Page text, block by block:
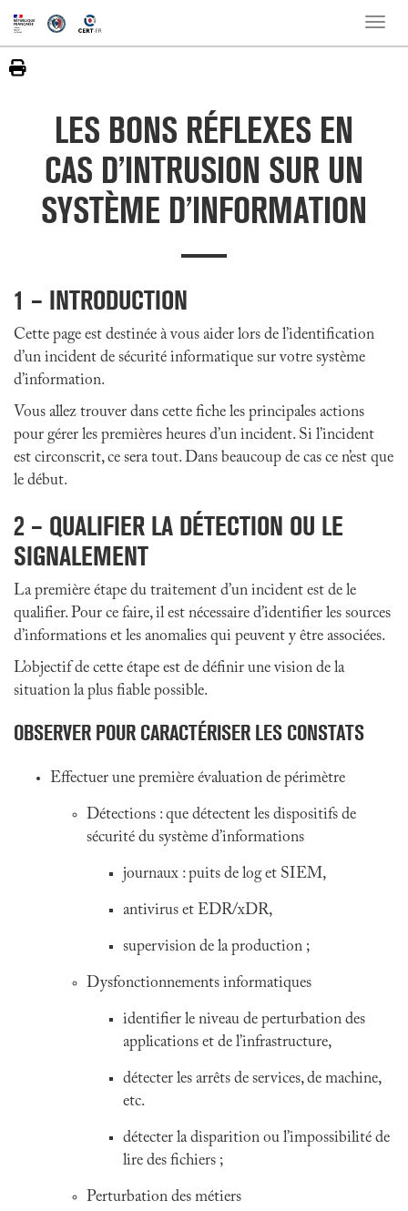
Toggle
LES BONS RÉFLEXES EN
CAS D’INTRUSION SUR UN
SYSTÈME D’INFORMATION
1 – INTRODUCTION
Cette page est destinée à vous aider lors de l’identification
d’un incident de sécurité informatique sur votre système
d’information.
Vous allez trouver dans cette fiche les principales actions
pour gérer les premières heures d’un incident. Si l’incident
est circonscrit, ce sera tout. Dans beaucoup de cas ce n’est que
le début.
2 – QUALIFIER LA DÉTECTION OU LE
SIGNALEMENT
La première étape du traitement d’un incident est de le
qualifier. Pour ce faire, il est nécessaire d’identifier les sources
d’informations et les anomalies qui peuvent y être associées.
L’objectif de cette étape est de définir une vision de la
situation la plus fiable possible.
OBSERVER POUR CARACTÉRISER LES CONSTATS
Effectuer une première évaluation de périmètre
Détections : que détectent les dispositifs de
sécurité du système d’informations
journaux : puits de log et SIEM,
antivirus et EDR/xDR,
supervision de la production ;
Dysfonctionnements informatiques
identifier le niveau de perturbation des
applications et de l’infrastructure,
détecter les arrêts de services, de machine,
etc.
détecter la disparition ou l’impossibilité de
lire des fichiers ;
Perturbation des métiers